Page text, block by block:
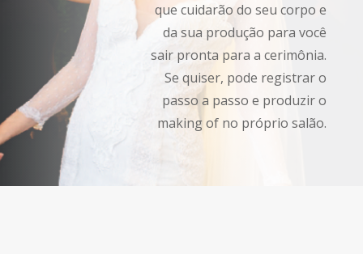
que cuidarão do seu corpo e
da sua produção para você
sair pronta para a cerimônia.
Se quiser, pode registrar o
passo a passo e produzir o
making of no próprio salão.